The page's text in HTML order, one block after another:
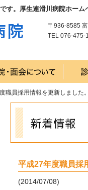
す。厚生連滑川病院ホーム
〒936-8585
TEL 076-475-
職員採用情報を更新しました。
平成27年度職員採
(2014/07/08)